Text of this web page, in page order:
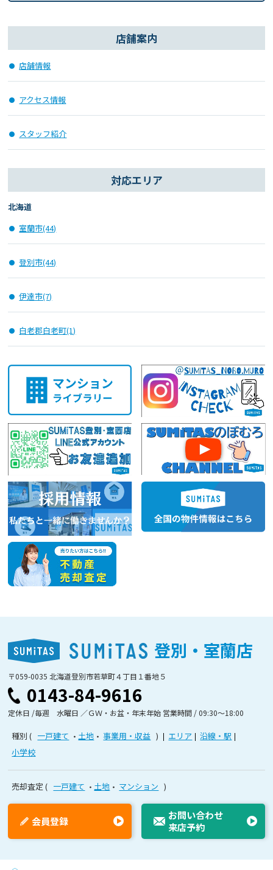
店舗案内
店舗情報
アクセス情報
スタッフ紹介
対応エリア
北海道
室蘭市(44)
登別市(44)
伊達市(7)
白老郡白老町(1)
登別・室蘭店
〒059-0035 北海道登別市若草町４丁目１番地５
0143-84-9616
定休日 /毎週 水曜日 ／ＧＷ・お盆・年末年始 営業時間 / 09:30〜18:00
種別 一戸建て 土地 事業用・収益 エリア
沿線・駅
小学校
売却査定 一戸建て 土地 マンション
お問い合わせ
来店予約
会員登録